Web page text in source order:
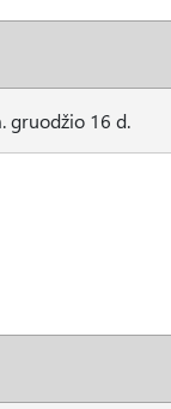
gruodžio 16 d.